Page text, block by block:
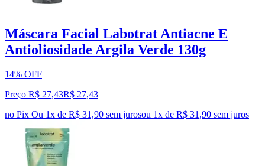
Máscara Facial Labotrat Antiacne E
Antioliosidade Argila Verde 130g
14% OFF
Preço R$ 27,43R$ 27,43
no Pix Ou 1x de R$ 31,90 sem jurosou 1x de R$ 31,90 sem juros